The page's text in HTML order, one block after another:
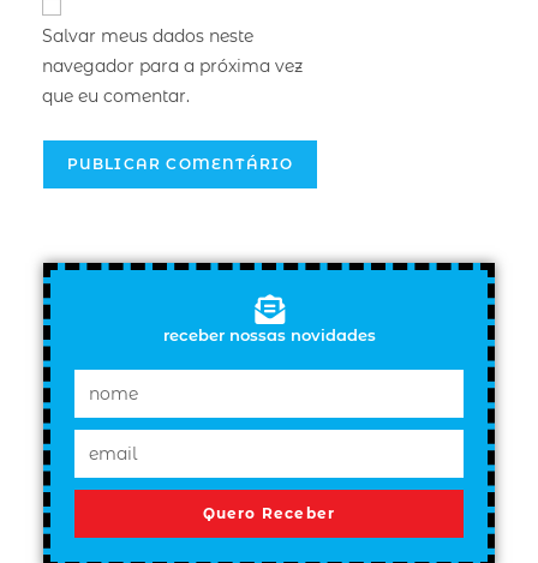
Salvar meus dados neste
navegador para a próxima vez
que eu comentar.
receber nossas novidades
Quero Receber